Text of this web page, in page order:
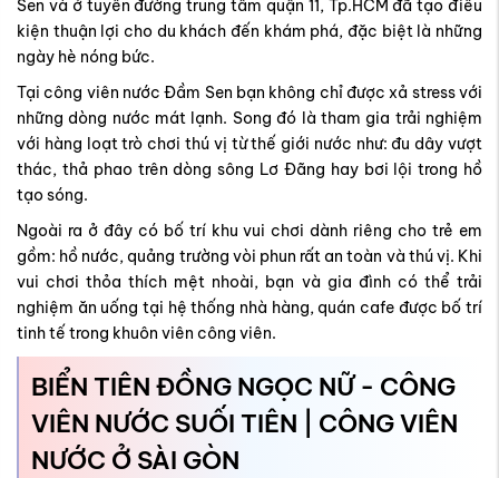
Sen và ở tuyến đường trung tâm quận 11, Tp.HCM đã tạo điều
kiện thuận lợi cho du khách đến khám phá, đặc biệt là những
ngày hè nóng bức.
Tại công viên nước Đầm Sen bạn không chỉ được xả stress với
những dòng nước mát lạnh. Song đó là tham gia trải nghiệm
với hàng loạt trò chơi thú vị từ thế giới nước như: đu dây vượt
thác, thả phao trên dòng sông Lơ Đãng hay bơi lội trong hồ
tạo sóng.
Ngoài ra ở đây có bố trí khu vui chơi dành riêng cho trẻ em
gồm: hồ nước, quảng trường vòi phun rất an toàn và thú vị. Khi
vui chơi thỏa thích mệt nhoài, bạn và gia đình có thể trải
nghiệm ăn uống tại hệ thống nhà hàng, quán cafe được bố trí
tinh tế trong khuôn viên công viên.
BIỂN TIÊN ĐỒNG NGỌC NỮ - CÔNG
VIÊN NƯỚC SUỐI TIÊN | CÔNG VIÊN
NƯỚC Ở SÀI GÒN